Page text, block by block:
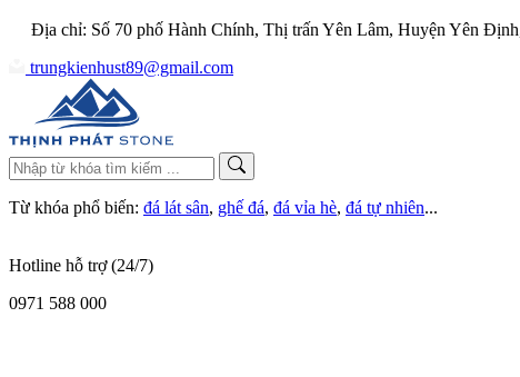
Địa chỉ: Số 70 phố Hành Chính, Thị trấn Yên Lâm, Huyện Yên
trungkienhust89@gmail.com
Từ khóa phổ biến: đá lát sân, ghế đá, đá vỉa hè, đá tự nhiên...
Hotline hỗ trợ (24/7)
0971 588 000